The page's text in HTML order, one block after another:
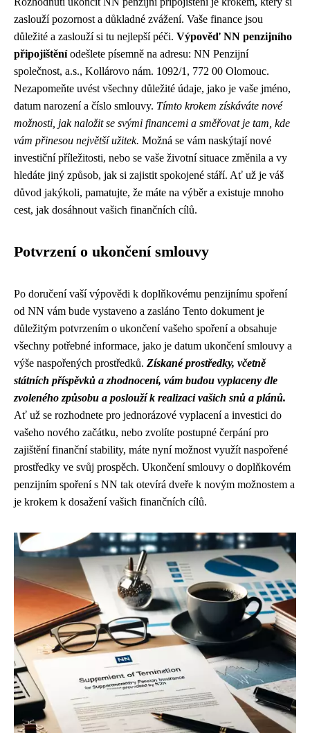
zaslouží pozornost a důkladné zvážení. Vaše finance jsou
důležité a zaslouží si tu nejlepší péči. Výpověď NN penzijního
připojištěníodešlete písemně na adresu: NN Penzijní
společnost, a.s., Kollárovo nám. 1092/1, 772 00 Olomouc.
Nezapomeňte uvést všechny důležité údaje, jako je vaše jméno,
datum narození a číslo smlouvy. Tímto krokem získáváte nové
možnosti, jak naložit se svými financemi a směřovat je tam, kde
vám přinesou největší užitek. Možná se vám naskýtají nové
investiční příležitosti, nebo se vaše životní situace změnila a vy
hledáte jiný způsob, jak si zajistit spokojené stáří. Ať už je váš
důvod jakýkoli, pamatujte, že máte na výběr a existuje mnoho
cest, jak dosáhnout vašich finančních cílů.
Potvrzení o ukončení smlouvy
Po doručení vaší výpovědi k doplňkovému penzijnímu spoření
od NN vám bude vystaveno a zasláno Tento dokument je
důležitým potvrzením o ukončení vašeho spoření a obsahuje
všechny potřebné informace, jako je datum ukončení smlouvy a
výše naspořených prostředků. Získané prostředky, včetně
státních příspěvků a zhodnocení, vám budou vyplaceny dle
zvoleného způsobu a poslouží k realizaci vašich snů a plánů.
Ať už se rozhodnete pro jednorázové vyplacení a investici do
vašeho nového začátku, nebo zvolíte postupné čerpání pro
zajištění finanční stability, máte nyní možnost využít naspořené
prostředky ve svůj prospěch. Ukončení smlouvy o doplňkovém
penzijním spoření s NN tak otevírá dveře k novým možnostem a
je krokem k dosažení vašich finančních cílů.